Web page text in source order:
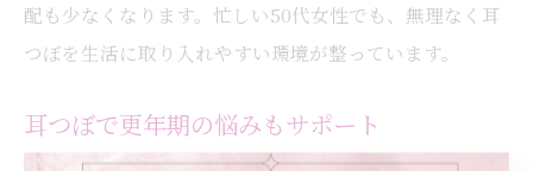
配も少なくなります。忙しい50代女性でも、無理なく耳
つぼを生活に取り入れやすい環境が整っています。
耳つぼで更年期の悩みもサポート